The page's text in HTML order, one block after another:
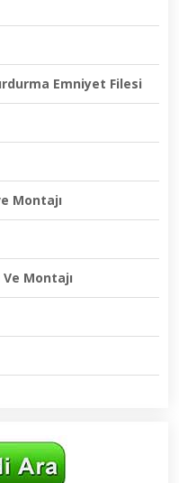
Emniyet Filesi
Montajı
Montajı